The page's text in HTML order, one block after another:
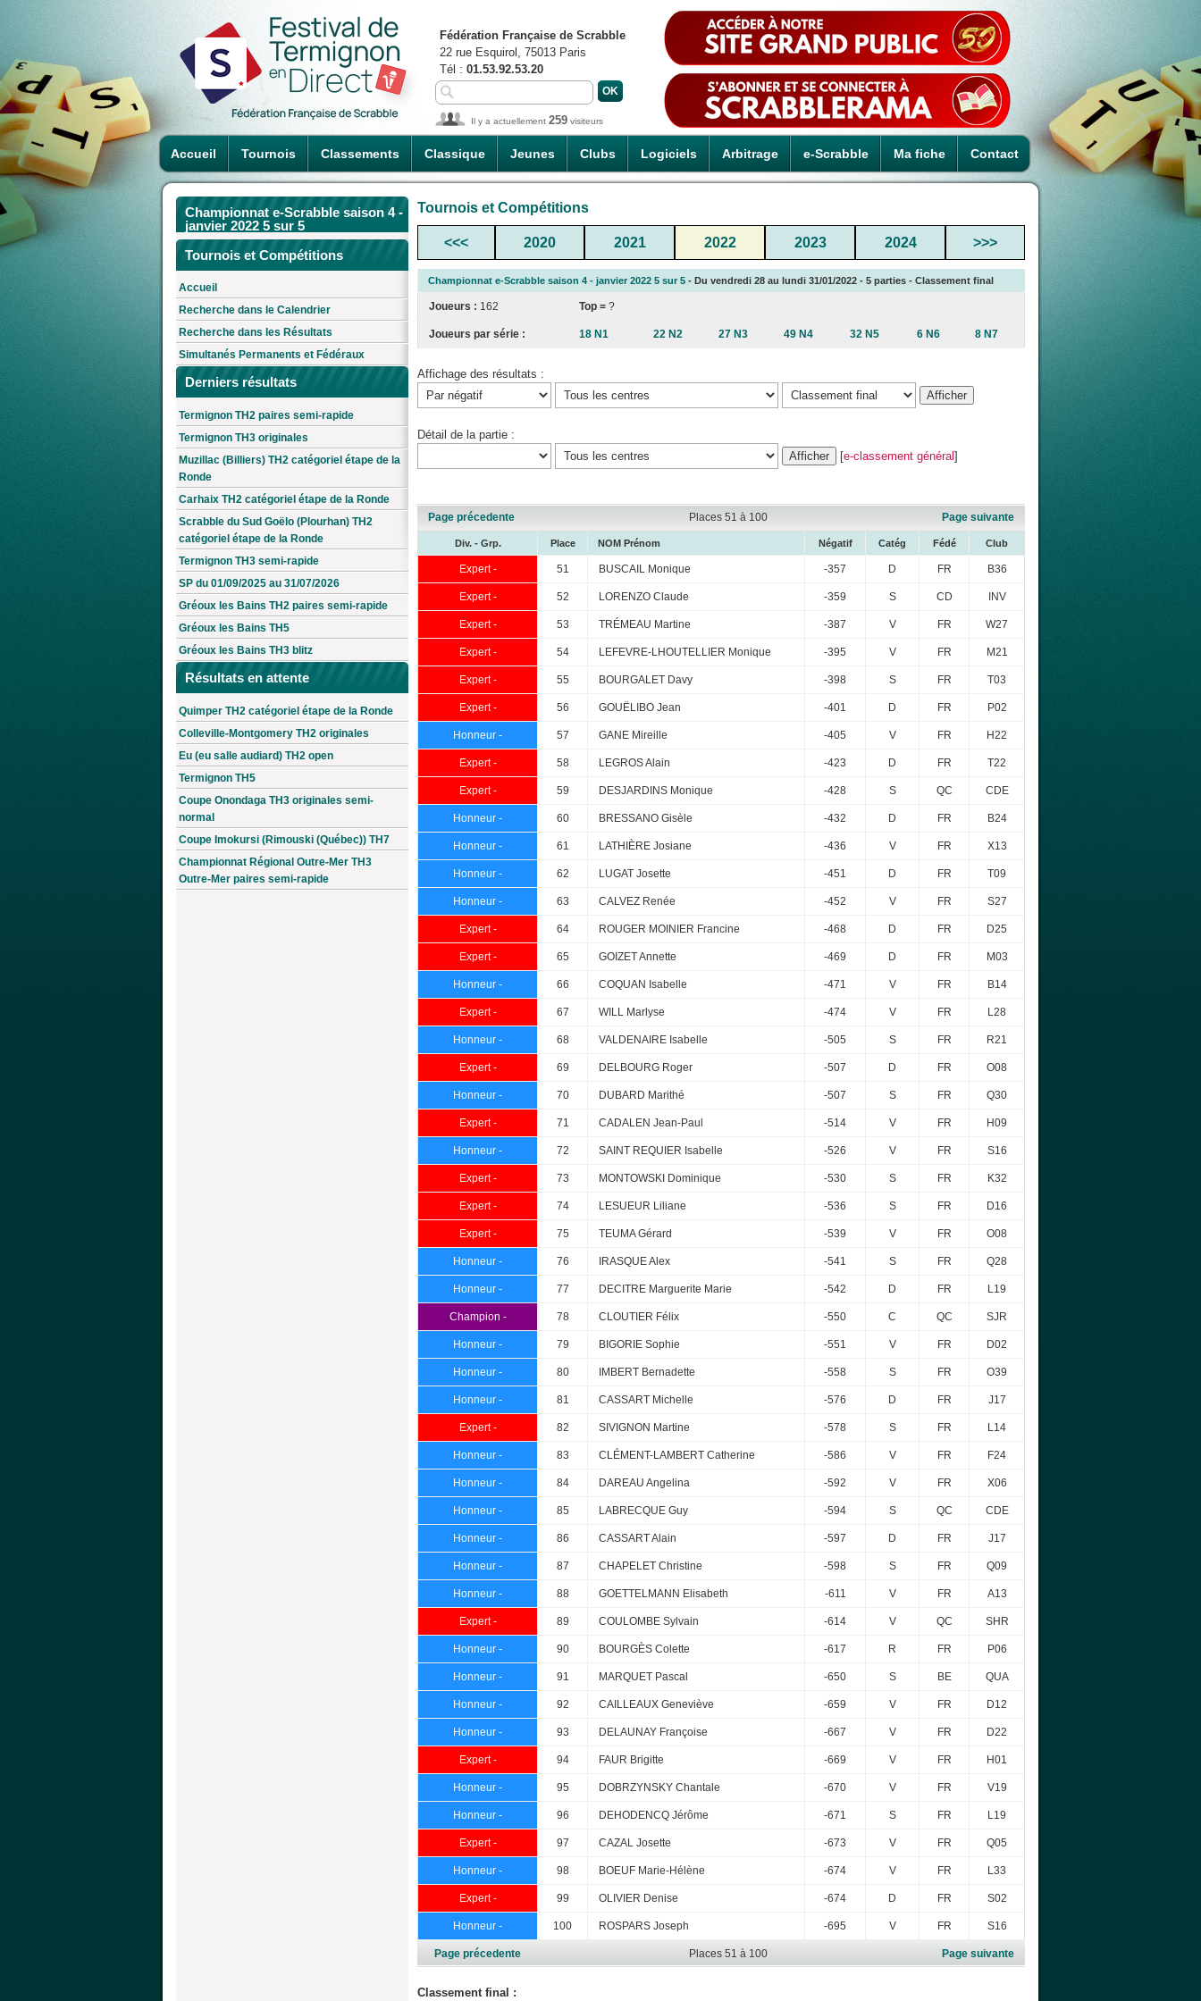
Accueil Tournois Classements Classique Jeunes Clubs Logiciels Arbitrage e-Scrabble Ma fiche Contact
Fédération Française de Scrabble
22 rue Esquirol, 75013 Paris
Tél : 01.53.92.53.20
Il y a actuellement 259 visiteurs
Championnat e-Scrabble saison 4 -
janvier 2022 5 sur 5
Tournois et Compétitions
Accueil
Recherche dans le Calendrier
Recherche dans les Résultats
Simultanés Permanents et Fédéraux
Derniers résultats
Termignon TH2 paires semi-rapide
Termignon TH3 originales
Muzillac (Billiers) TH2 catégoriel étape de la
Ronde
Carhaix TH2 catégoriel étape de la Ronde
Scrabble du Sud Goëlo (Plourhan) TH2
catégoriel étape de la Ronde
Termignon TH3 semi-rapide
SP du 01/09/2025 au 31/07/2026
Gréoux les Bains TH2 paires semi-rapide
Gréoux les Bains TH5
Gréoux les Bains TH3 blitz
Résultats en attente
Quimper TH2 catégoriel étape de la Ronde
Colleville-Montgomery TH2 originales
Eu (eu salle audiard) TH2 open
Termignon TH5
Coupe Onondaga TH3 originales semi-
normal
Coupe Imokursi (Rimouski (Québec)) TH7
Championnat Régional Outre-Mer TH3
Outre-Mer paires semi-rapide
Tournois et Compétitions
<<< 2020 2021 2022 2023 2024 >>>
Championnat e-Scrabble saison 4 - janvier 2022 5 sur 5 - Du vendredi 28 au lundi 31/01/2022 - 5 parties - Classement final
Joueurs : 162 Top = ?
Joueurs par série : 18 N1 22 N2 27 N3 49 N4 32 N5 6 N6 8 N7
Affichage des résultats :
Détail de la partie :
[e-classement général ]
Page précedente Places 51 à 100 Page suivante
Div. - Grp. Place NOM Prénom Négatif Catég Fédé Club
Expert - 51 BUSCAIL Monique -357 D FR B36
Expert - 52 LORENZO Claude -359 S CD INV
Expert - 53 TRÉMEAU Martine -387 V FR W27
Expert - 54 LEFEVRE-LHOUTELLIER Monique -395 V FR M21
Expert - 55 BOURGALET Davy -398 S FR T03
Expert - 56 GOUËLIBO Jean -401 D FR P02
Honneur - 57 GANE Mireille -405 V FR H22
Expert - 58 LEGROS Alain -423 D FR T22
Expert - 59 DESJARDINS Monique -428 S QC CDE
Honneur - 60 BRESSANO Gisèle -432 D FR B24
Honneur - 61 LATHIÈRE Josiane -436 V FR X13
Honneur - 62 LUGAT Josette -451 D FR T09
Honneur - 63 CALVEZ Renée -452 V FR S27
Expert - 64 ROUGER MOINIER Francine -468 D FR D25
Expert - 65 GOIZET Annette -469 D FR M03
Honneur - 66 COQUAN Isabelle -471 V FR B14
Expert - 67 WILL Marlyse -474 V FR L28
Honneur - 68 VALDENAIRE Isabelle -505 S FR R21
Expert - 69 DELBOURG Roger -507 D FR O08
Honneur - 70 DUBARD Marithé -507 S FR Q30
Expert - 71 CADALEN Jean-Paul -514 V FR H09
Honneur - 72 SAINT REQUIER Isabelle -526 V FR S16
Expert - 73 MONTOWSKI Dominique -530 S FR K32
Expert - 74 LESUEUR Liliane -536 S FR D16
Expert - 75 TEUMA Gérard -539 V FR O08
Honneur - 76 IRASQUE Alex -541 S FR Q28
Honneur - 77 DECITRE Marguerite Marie -542 D FR L19
Champion - 78 CLOUTIER Félix -550 C QC SJR
Honneur - 79 BIGORIE Sophie -551 V FR D02
Honneur - 80 IMBERT Bernadette -558 S FR O39
Honneur - 81 CASSART Michelle -576 D FR J17
Expert - 82 SIVIGNON Martine -578 S FR L14
Honneur - 83 CLÉMENT-LAMBERT Catherine -586 V FR F24
Honneur - 84 DAREAU Angelina -592 V FR X06
Honneur - 85 LABRECQUE Guy -594 S QC CDE
Honneur - 86 CASSART Alain -597 D FR J17
Honneur - 87 CHAPELET Christine -598 S FR Q09
Honneur - 88 GOETTELMANN Elisabeth -611 V FR A13
Expert - 89 COULOMBE Sylvain -614 V QC SHR
Honneur - 90 BOURGÈS Colette -617 R FR P06
Honneur - 91 MARQUET Pascal -650 S BE QUA
Honneur - 92 CAILLEAUX Geneviève -659 V FR D12
Honneur - 93 DELAUNAY Françoise -667 V FR D22
Expert - 94 FAUR Brigitte -669 V FR H01
Honneur - 95 DOBRZYNSKY Chantale -670 V FR V19
Honneur - 96 DEHODENCQ Jérôme -671 S FR L19
Expert - 97 CAZAL Josette -673 V FR Q05
Honneur - 98 BOEUF Marie-Hélène -674 V FR L33
Expert - 99 OLIVIER Denise -674 D FR S02
Honneur - 100 ROSPARS Joseph -695 V FR S16
Page précedente Places 51 à 100 Page suivante
Classement final :